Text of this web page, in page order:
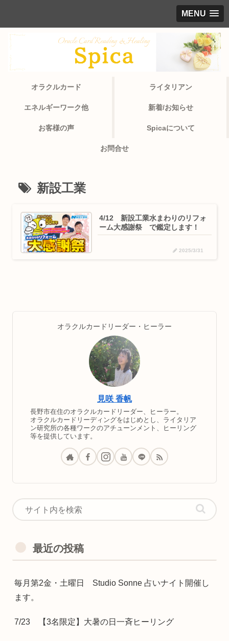
MENU
オラクルカード ライタリアン
エネルギーワーク他 新着/お知らせ
お客様の声 Spicaについて
お問合せ
新設工業
4/12 新設工業水まわりのリフォ
ーム大感謝祭 で鑑定します！
2025/3/31
オラクルカードリーダー・ヒーラー
見咲 香帆
長野市在住のオラクルカードリーダー、ヒーラー。
オラクルカードリーディングをはじめとし、ライタリア
ン研究所の各種ワークのアチューンメント、ヒーリング
等を提供しています。
最近の投稿
毎月第2金・土曜日 Studio Sonne 占いナイト開催し
ます。
7/23 【3名限定】大暑の日一斉ヒーリング